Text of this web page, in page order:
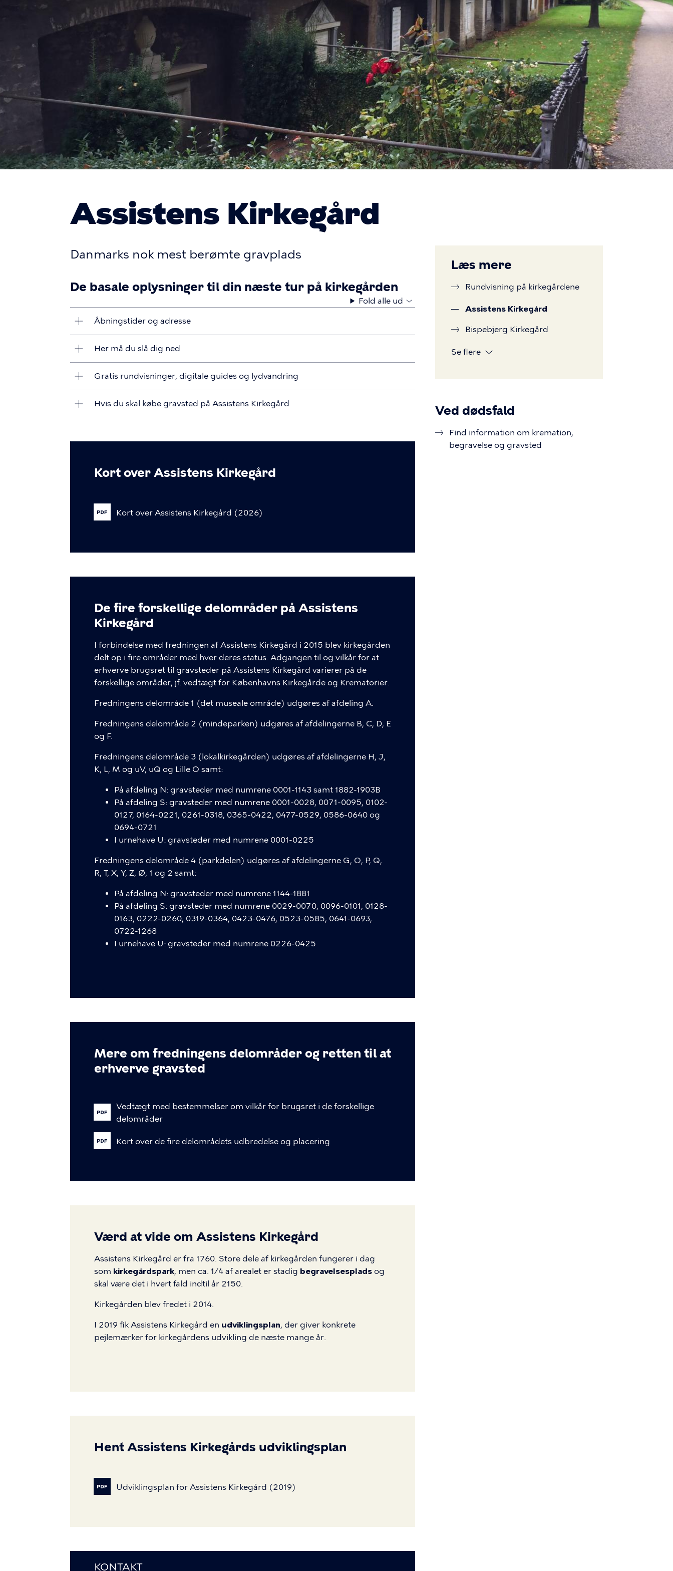
Assistens Kirkegård
Danmarks nok mest berømte gravplads
De basale oplysninger til din næste tur på kirkegården
Fold alle ud
Åbningstider og adresse
Her må du slå dig ned
Gratis rundvisninger, digitale guides og lydvandring
Hvis du skal købe gravsted på Assistens Kirkegård
Kort over Assistens Kirkegård
Kort over Assistens Kirkegård (2026)
De fire forskellige delområder på Assistens
Kirkegård
I forbindelse med fredningen af Assistens Kirkegård i 2015 blev kirkegården
delt op i fire områder med hver deres status. Adgangen til og vilkår for at
erhverve brugsret til gravsteder på Assistens Kirkegård varierer på de
forskellige områder, jf. vedtægt for Københavns Kirkegårde og Krematorier.
Fredningens delområde 1 (det museale område) udgøres af afdeling A.
Fredningens delområde 2 (mindeparken) udgøres af afdelingerne B, C, D, E
og F.
Fredningens delområde 3 (lokalkirkegården) udgøres af afdelingerne H, J,
K, L, M og uV, uQ og Lille O samt:
På afdeling N: gravsteder med numrene 0001-1143 samt 1882-1903B
På afdeling S: gravsteder med numrene 0001-0028, 0071-0095, 0102-
0127, 0164-0221, 0261-0318, 0365-0422, 0477-0529, 0586-0640 og
0694-0721
I urnehave U: gravsteder med numrene 0001-0225
Fredningens delområde 4 (parkdelen) udgøres af afdelingerne G, O, P, Q,
R, T, X, Y, Z, Ø, 1 og 2 samt:
På afdeling N: gravsteder med numrene 1144-1881
På afdeling S: gravsteder med numrene 0029-0070, 0096-0101, 0128-
0163, 0222-0260, 0319-0364, 0423-0476, 0523-0585, 0641-0693,
0722-1268
I urnehave U: gravsteder med numrene 0226-0425
Mere om fredningens delområder og retten til at
erhverve gravsted
Vedtægt med bestemmelser om vilkår for brugsret i de forskellige
delområder
Kort over de fire delområdets udbredelse og placering
Værd at vide om Assistens Kirkegård
Assistens Kirkegård er fra 1760. Store dele af kirkegården fungerer i dag
som kirkegårdspark, men ca. 1/4 af arealet er stadig begravelsesplads og
skal være det i hvert fald indtil år 2150.
Kirkegården blev fredet i 2014.
I 2019 fik Assistens Kirkegård en udviklingsplan, der giver konkrete
pejlemærker for kirkegårdens udvikling de næste mange år.
Hent Assistens Kirkegårds udviklingsplan
Udviklingsplan for Assistens Kirkegård (2019)
KONTAKT
Læs mere
Rundvisning på kirkegårdene
Assistens Kirkegård
Bispebjerg Kirkegård
Se flere
Ved dødsfald
Find information om kremation,
begravelse og gravsted